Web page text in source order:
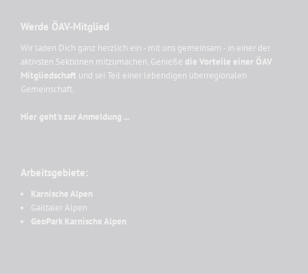
Werde ÖAV-Mitglied
Wir laden Dich ganz herzlich ein - mit uns gemeinsam - in einer der
aktivsten Sektionen mitzumachen. Genieße die Vorteile einer ÖAV
Mitgliedschaft und sei Teil einer lebendigen überregionalen
Gemeinschaft.
Hier geht's zur Anmeldung ...
Arbeitsgebiete:
Karnische Alpen
Gailtaler Alpen
GeoPark Karnische Alpen